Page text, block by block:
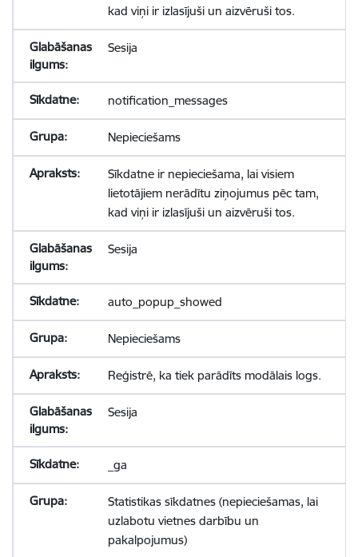
kad viņi ir izlasījuši un aizvēruši tos.
Sesija
notification_messages
Nepieciešams
Sīkdatne ir nepieciešama, lai visiem
lietotājiem nerādītu ziņojumus pēc tam,
kad viņi ir izlasījuši un aizvēruši tos.
Sesija
auto_popup_showed
Nepieciešams
Reģistrē, ka tiek parādīts modālais logs.
Sesija
_ga
Statistikas sīkdatnes (nepieciešamas, lai
uzlabotu vietnes darbību un
pakalpojumus)